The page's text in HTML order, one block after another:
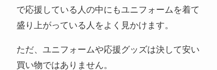
で応援している人の中にもユニフォームを着て
盛り上がっている人をよく見かけます。
ただ、ユニフォームや応援グッズは決して安い
買い物ではありません。